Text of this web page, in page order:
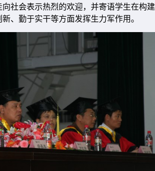
社会表示热烈的欢迎，并寄语学生在构建
、勤于实干等方面发挥生力军作用。